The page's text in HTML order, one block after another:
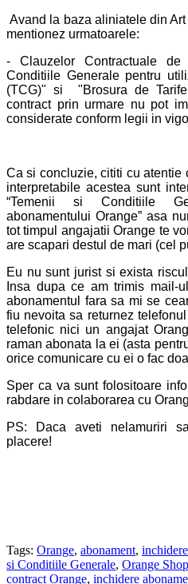
Avand la baza aliniatele din
mentionez urmatoarele:
- Clauzelor Contractuale
Conditiile Generale pentru
(TCG)" si "Brosura de
contract prin urmare nu pot
considerate conform legii in
Ca si concluzie, cititi cu atentie
interpretabile acestea sunt
“Temenii si Conditiile
abonamentului Orange” asa
tot timpul angajatii Orange te
are scapari destul de mari (cel
Eu nu sunt jurist si exista
Insa dupa ce am trimis
abonamentul fara sa mi se
fiu nevoita sa returnez
telefonic nici un angajat
raman abonata la ei (asta
orice comunicare cu ei o fac
Sper ca va sunt folositoare
rabdare in colaborarea cu
PS: Daca aveti nelamuriri
placere!
Tags: Orange, abonament,
si Conditiile Generale, Orange Shop
contract Orange, inchidere